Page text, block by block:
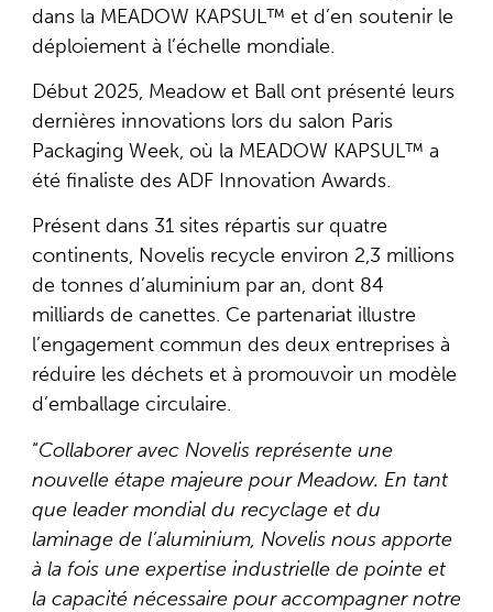
dans la MEADOW KAPSUL™ et d’en soutenir le
déploiement à l’échelle mondiale.
Début 2025, Meadow et Ball ont présenté leurs
dernières innovations lors du salon Paris
Packaging Week, où la MEADOW KAPSUL™ a
été finaliste des ADF Innovation Awards.
Présent dans 31 sites répartis sur quatre
continents, Novelis recycle environ 2,3 millions
de tonnes d’aluminium par an, dont 84
milliards de canettes. Ce partenariat illustre
l’engagement commun des deux entreprises à
réduire les déchets et à promouvoir un modèle
d’emballage circulaire.
“Collaborer avec Novelis représente une
nouvelle étape majeure pour Meadow. En tant
que leader mondial du recyclage et du
laminage de l’aluminium, Novelis nous apporte
à la fois une expertise industrielle de pointe et
la capacité nécessaire pour accompagner notre